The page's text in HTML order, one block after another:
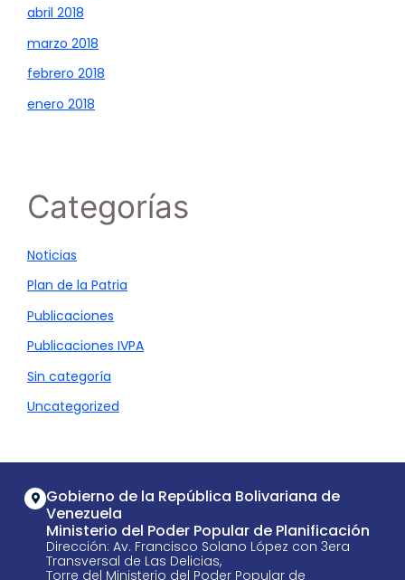
abril 2018
marzo 2018
febrero 2018
enero 2018
Categorías
Noticias
Plan de la Patria
Publicaciones
Publicaciones IVPA
Sin categoría
Uncategorized
Gobierno de la República Bolivariana de
Venezuela
Ministerio del Poder Popular de Planificación
Dirección: Av. Francisco Solano López con 3era
Transversal de Las Delicias,
Torre del Ministerio del Poder Popular de